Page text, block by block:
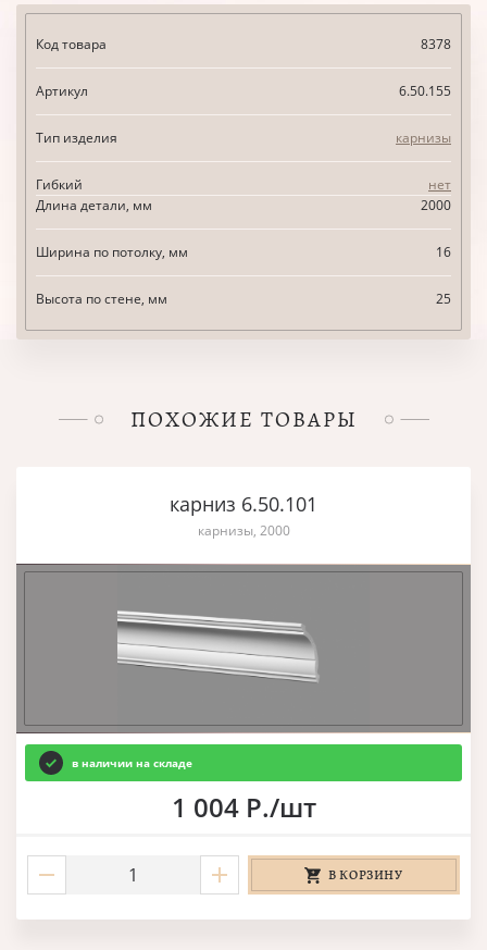
Код товара 8378
Артикул 6.50.155
Тип изделия карнизы
Гибкий
нет
Длина детали, мм
2000
Ширина по потолку, мм 16
Высота по стене, мм 25
ПОХОЖИЕ ТОВАРЫ
карниз 6.50.101
карнизы, 2000
в наличии на складе
1 004 Р./шт
В КОРЗИНУ